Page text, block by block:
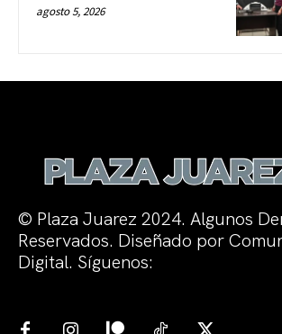
agosto 5, 2026
© Plaza Juarez 2024. Algunos
Reservados. Diseñado por
Digital. Síguenos: